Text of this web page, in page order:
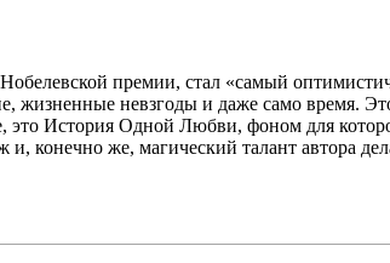
премии, стал «самый
жизненные невзгоды и даже само время.
История Одной Любви, фоном для
конечно же, магический талант автора